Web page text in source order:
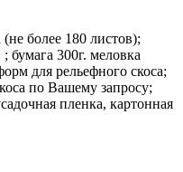
(не более 180 листов);
300г. меловка
для рельефного скоса;
по Вашему запросу;
пленка, картонная